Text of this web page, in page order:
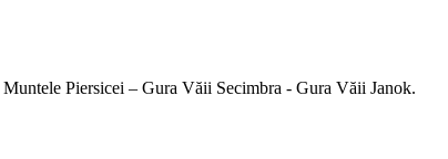
Piersicei – Gura Văii Secimbra - Gura Văii Janok.